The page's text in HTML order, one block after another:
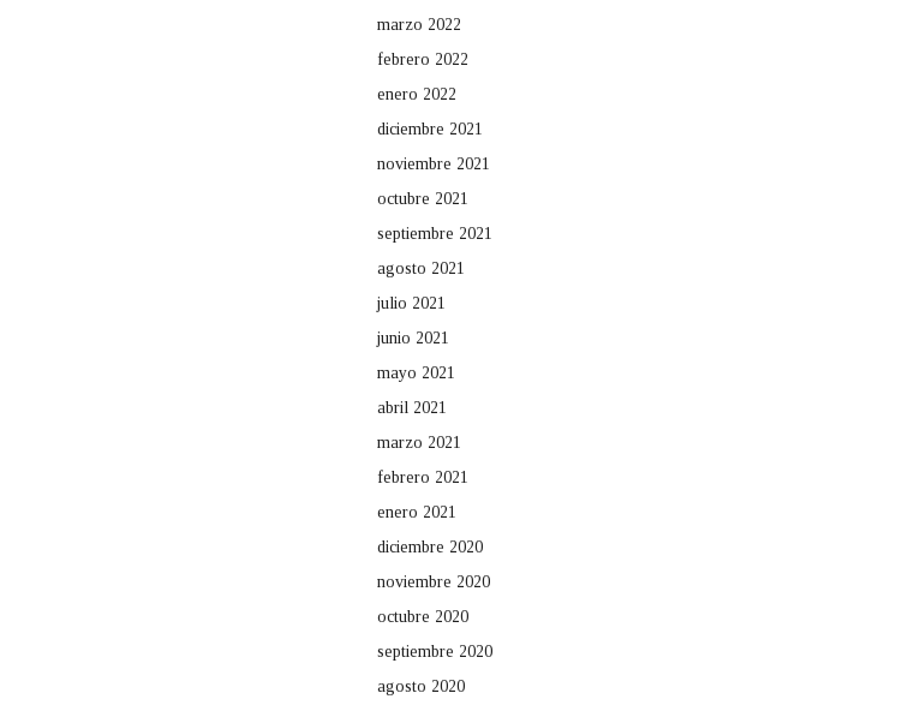
marzo 2022
febrero 2022
enero 2022
diciembre 2021
noviembre 2021
octubre 2021
septiembre 2021
agosto 2021
julio 2021
junio 2021
mayo 2021
abril 2021
marzo 2021
febrero 2021
enero 2021
diciembre 2020
noviembre 2020
octubre 2020
septiembre 2020
agosto 2020